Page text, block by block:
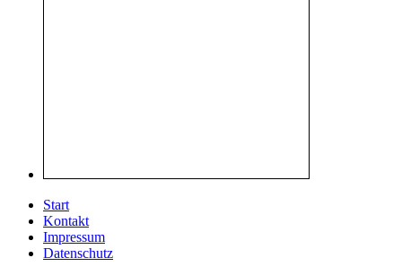
Start
Kontakt
Impressum
Datenschutz